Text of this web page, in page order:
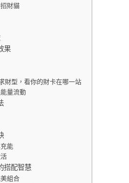
財貓
果
財型，看你的財卡在哪一站
量流動
能
搭配智慧
組合